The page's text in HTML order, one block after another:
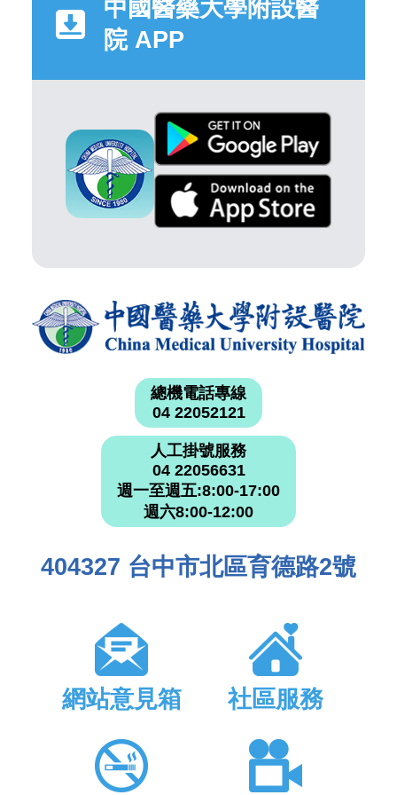
中國醫藥大學附設醫
院 APP
總機電話專線
04 22052121
人工掛號服務
04 22056631
週一至週五:8:00-17:00
週六8:00-12:00
404327 台中市北區育德路2號
網站意見箱 社區服務